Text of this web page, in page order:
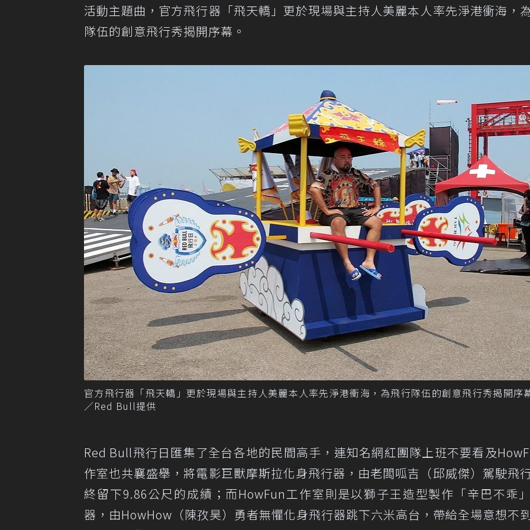
活動主題曲，官方飛行器「飛天轎」更於現場與主持人美麗本人率先淨港衝海，
隊伍的創意飛行秀揭開序幕。
官方飛行器「飛天轎」更於現場與主持人美麗本人率先淨港衝海，為飛行隊伍的創意飛行秀揭開序
／Red Bull提供
Red Bull飛行日匯集了全台各地的民間高手，連知名網紅團隊上班不要看及
作室也共襄盛舉，將電影巨獸摩斯拉化身飛行器，由老闆呱吉（邱威傑）駕駛飛
終留下9.86公尺的成績；而HowFun工作室則是以獅子王造型製作「辛巴不乖
器，由HowHow（陳孜昊）勇者無懼化身飛行器跳下六米高台，帶給全場意想不